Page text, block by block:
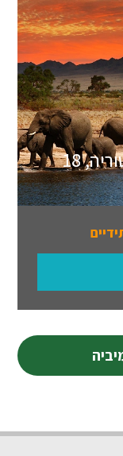
נמיביה בוטסואנה ומפלי ויקטוריה, 18